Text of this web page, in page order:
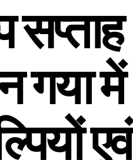
सप्ताह
गया में
एवं